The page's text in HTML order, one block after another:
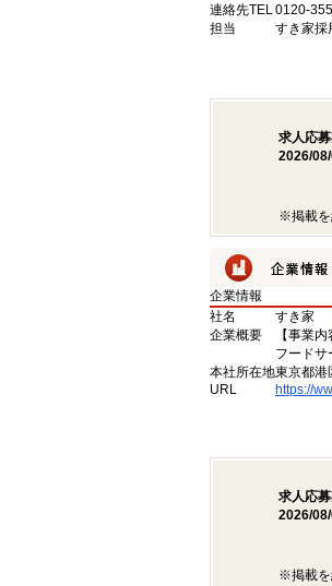
連絡先TEL0120-
担当
すき家採
求人応募
2026/
※掲載を
企業情報
社名
すき家
企業概要
【事業内
フードサ
本社所在地東京都
URL
https://
求人応募
2026/
※掲載を